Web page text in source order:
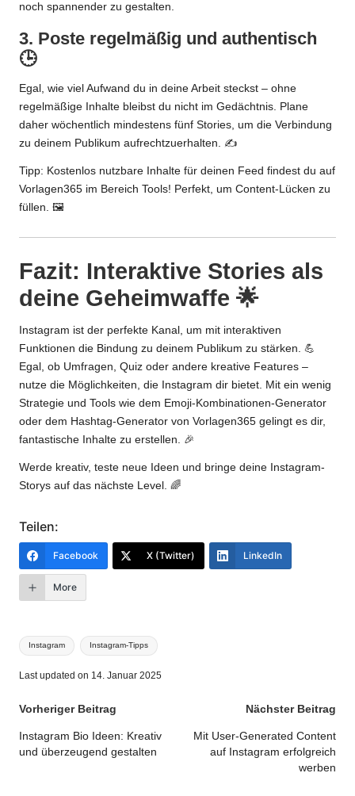
noch spannender zu gestalten.
3. Poste regelmäßig und authentisch
🕒
Egal, wie viel Aufwand du in deine Arbeit steckst – ohne
regelmäßige Inhalte bleibst du nicht im Gedächtnis. Plane
daher wöchentlich mindestens fünf Stories, um die Verbindung
zu deinem Publikum aufrechtzuerhalten. ✍️
Tipp: Kostenlos nutzbare Inhalte für deinen Feed findest du auf
Vorlagen365 im Bereich Tools! Perfekt, um Content-Lücken zu
füllen. 🖼️
Fazit: Interaktive Stories als
deine Geheimwaffe 🌟
Instagram ist der perfekte Kanal, um mit interaktiven
Funktionen die Bindung zu deinem Publikum zu stärken. 💪
Egal, ob Umfragen, Quiz oder andere kreative Features –
nutze die Möglichkeiten, die Instagram dir bietet. Mit ein wenig
Strategie und Tools wie dem Emoji-Kombinationen-Generator
oder dem Hashtag-Generator von Vorlagen365 gelingt es dir,
fantastische Inhalte zu erstellen. 🎉
Werde kreativ, teste neue Ideen und bringe deine Instagram-
Storys auf das nächste Level. 🌈
Teilen:
Facebook X (Twitter) LinkedIn
More
Tags:
Instagram Instagram-Tipps
Last updated on 14. Januar 2025
Post
navigation
Vorheriger Beitrag
Instagram Bio Ideen: Kreativ
und überzeugend gestalten
Nächster Beitrag
Mit User-Generated Content
auf Instagram erfolgreich
werben